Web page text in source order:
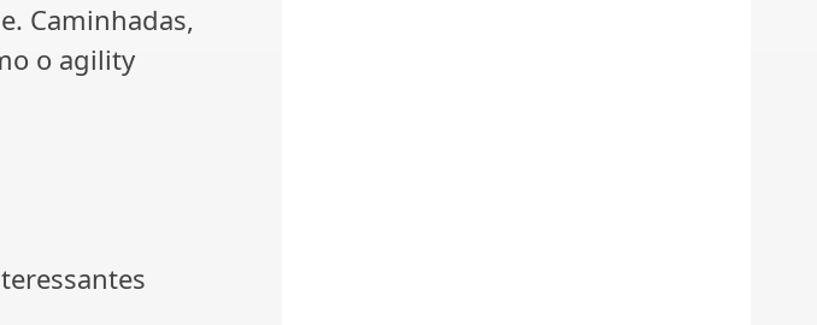
Caminhadas,
o agility